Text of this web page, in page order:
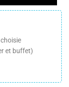
et buffet)